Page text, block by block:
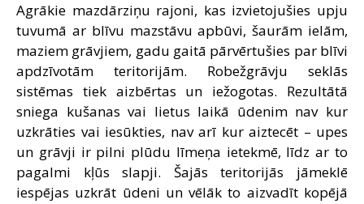
Agrākie mazdārziņu rajoni, kas izvietojušies upju
tuvumā ar blīvu mazstāvu apbūvi, šaurām ielām,
maziem grāvjiem, gadu gaitā pārvērtušies par blīvi
apdzīvotām teritorijām. Robežgrāvju seklās
sistēmas tiek aizbērtas un iežogotas. Rezultātā
sniega kušanas vai lietus laikā ūdenim nav kur
uzkrāties vai iesūkties, nav arī kur aiztecēt – upes
un grāvji ir pilni plūdu līmeņa ietekmē, līdz ar to
pagalmi kļūs slapji. Šajās teritorijās jāmeklē
iespējas uzkrāt ūdeni un vēlāk to aizvadīt kopējā